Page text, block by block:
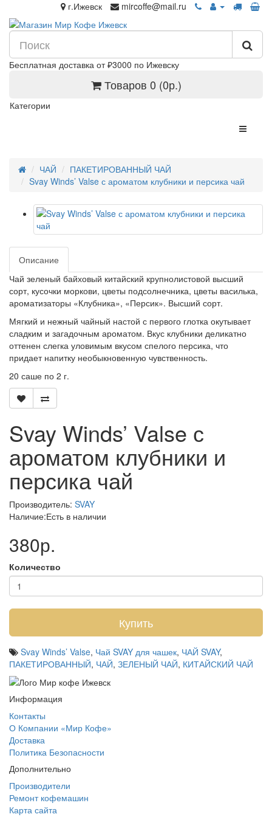
г.Ижевск mircoffe@mail.ru
Бесплатная доставка от ₽3000 по Ижевску
Товаров 0 (0р.)
Категории
ЧАЙ
ПАКЕТИРОВАННЫЙ ЧАЙ
Svay Winds’ Valse с ароматом клубники и персика чай
Описание
Чай зеленый байховый китайский крупнолистовой высший
сорт, кусочки моркови, цветы подсолнечника, цветы василька,
ароматизаторы «Клубника», «Персик». Высший сорт.
Мягкий и нежный чайный настой с первого глотка окутывает
сладким и загадочным ароматом. Вкус клубники деликатно
оттенен слегка уловимым вкусом спелого персика, что
придает напитку необыкновенную чувственность.
20 саше по 2 г.
Svay Winds’ Valse с
ароматом клубники и
персика чай
Производитель: SVAY
Наличие:Есть в наличии
380р.
Количество
Купить
Svay Winds’ Valse, Чай SVAY для чашек, ЧАЙ SVAY,
ПАКЕТИРОВАННЫЙ, ЧАЙ, ЗЕЛЕНЫЙ ЧАЙ, КИТАЙСКИЙ ЧАЙ
Информация
Контакты
О Компании «Мир Кофе»
Доставка
Политика Безопасности
Дополнительно
Производители
Ремонт кофемашин
Карта сайта